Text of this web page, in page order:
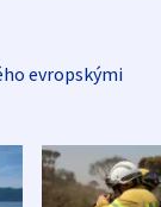
evropskými